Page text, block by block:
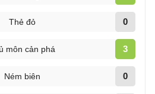
Thẻ đỏ 0
môn cản phá 3
Ném biên 0